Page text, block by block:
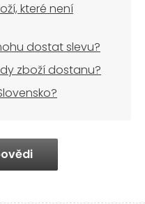
které není
dostat slevu?
zboží dostanu?